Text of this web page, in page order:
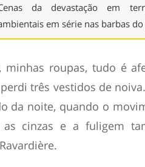
da devastação em
em série nas barbas
minhas roupas, tudo é
três vestidos de
da noite, quando o
cinzas e a fuligem